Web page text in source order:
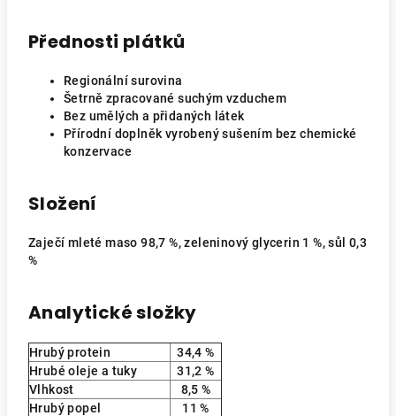
Přednosti plátků
Regionální surovina
Šetrně zpracované suchým vzduchem
Bez umělých a přidaných látek
Přírodní doplněk vyrobený sušením bez chemické
konzervace
Složení
Zaječí mleté maso 98,7 %,zeleninový glycerin 1 %, sůl 0,3
%
Analytické složky
Hrubý protein
34,4 %
Hrubé oleje a tuky
31,2 %
Vlhkost
8,5 %
Hrubý popel
11 %